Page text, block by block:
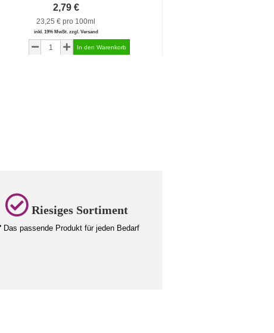
2,79 €
23,25 € pro 100ml
inkl. 19% MwSt. zzgl. Versand
Riesiges Sortiment
Das passende Produkt für jeden Bedarf